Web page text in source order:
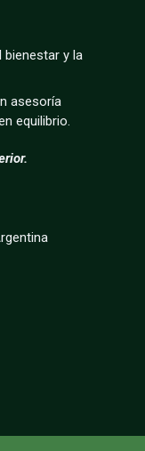
bienestar y la
asesoría
equilibrio.